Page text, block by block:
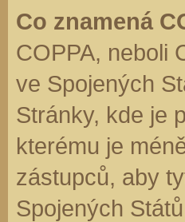
Co znamená
COPPA, neboli
ve Spojených
Stránky, kde je
kterému je
zástupců, aby
Spojených